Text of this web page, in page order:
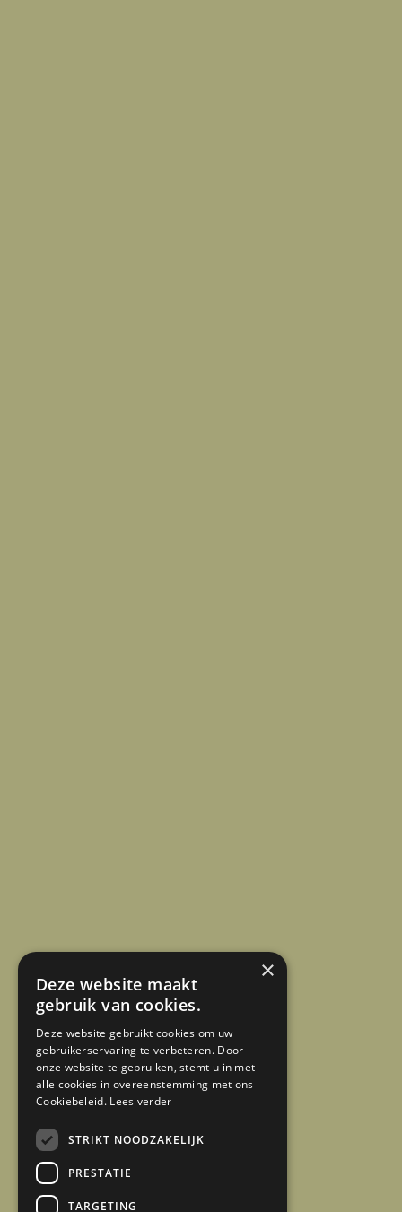
×
Deze website maakt
gebruik van cookies.
Deze website gebruikt cookies om uw
gebruikerservaring te verbeteren. Door
onze website te gebruiken, stemt u in met
alle cookies in overeenstemming met ons
Cookiebeleid. Lees verder
STRIKT NOODZAKELIJK
PRESTATIE
TARGETING